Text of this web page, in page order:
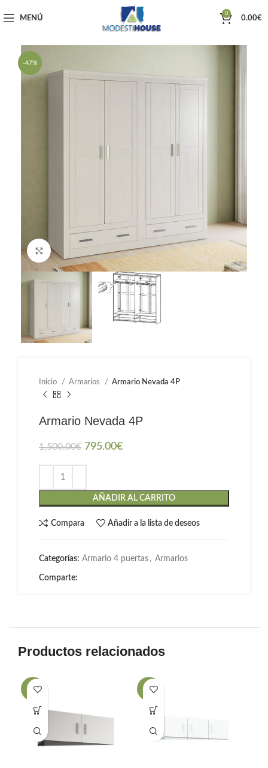
MENÚ
0
0.00€
-47%
Haga clic para ampliar
Inicio Armarios Armario Nevada 4P
Armario Nevada 4P
1,500.00€ 795.00€
AÑADIR AL CARRITO
Compara Añadir a la lista de deseos
Categorías: Armario 4 puertas , Armarios
Comparte:
Productos relacionados
-44% -25%